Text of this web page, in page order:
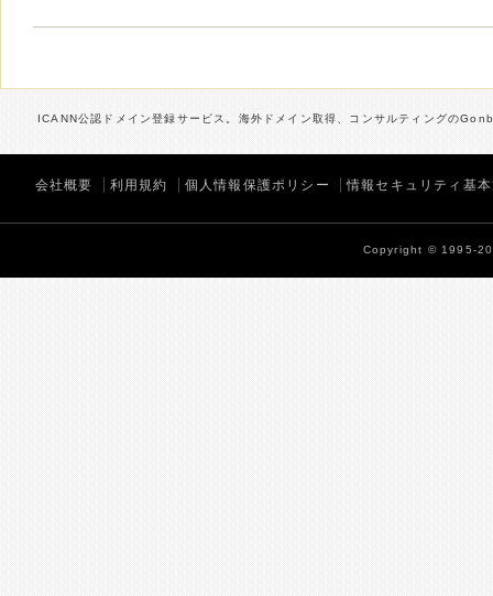
ICANN公認ドメイン登録サービス。海外ドメイン取得、コンサルティングの
会社概要 利用規約 個人情報保護ポリシー 情報セキュリティ基
Copyright © 1995-